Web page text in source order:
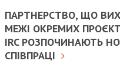
ПАРТНЕРСТВО, ЩО
МЕЖІ ОКРЕМИХ
IRC РОЗПОЧИНАЮТЬ
СПІВПРАЦІ